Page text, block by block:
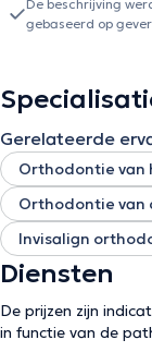
De beschrijving
gebaseerd op
Gerelateerde
Orthodontie van
Orthodontie van
Invisalign
Diensten
De prijzen zijn
in functie van de